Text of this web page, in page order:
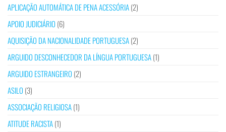
APLICAÇÃO AUTOMÁTICA DE PENA ACESSÓRIA(2)
APOIO JUDICIÁRIO (6)
AQUISIÇÃO DA NACIONALIDADE PORTUGUESA(2)
ARGUIDO DESCONHECEDOR DA LÍNGUA PORTUGUESA(1)
ARGUIDO ESTRANGEIRO (2)
ASILO (3)
ASSOCIAÇÃO RELIGIOSA(1)
ATITUDE RACISTA(1)